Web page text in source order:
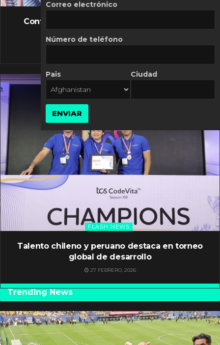
FLASH NEWS
Controversia de Mercado Libre por costos
10 MARZO, 2026
FLASH NEWS
Talento chileno y peruano destaca en torneo
global de desarrollo
27 FEBRERO, 2026
Trending News
Correo electrónico
Número de teléfono
Pais Ciudad
ENVIAR